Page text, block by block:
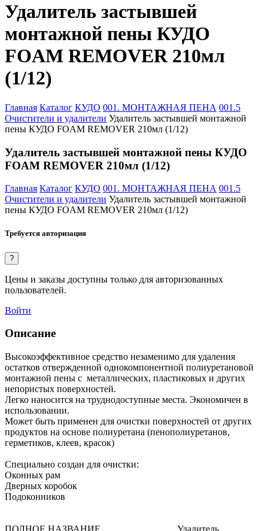
Удалитель застывшей
монтажной пены КУДО
FOAM REMOVER 210мл
(1/12)
Главная Каталог КУДО 001. МОНТАЖНАЯ ПЕНА 001.5
Очистители и удалители Удалитель застывшей монтажной
пены КУДО FOAM REMOVER 210мл (1/12)
Удалитель застывшей монтажной пены КУДО
FOAM REMOVER 210мл (1/12)
Главная Каталог КУДО 001. МОНТАЖНАЯ ПЕНА 001.5
Очистители и удалители Удалитель застывшей монтажной
пены КУДО FOAM REMOVER 210мл (1/12)
Требуется авторизация
?
Цены и заказы доступны только для авторизованных
пользователей.
Войти
Описание
Высокоэффективное средство незаменимо для удаления
остатков отвержденной однокомпонентной полиуретановой
монтажной пены с металлических, пластиковых и других
непористых поверхностей.
Легко наносится на труднодоступные места. Экономичен в
использовании.
Может быть применен для очистки поверхностей от других
продуктов на основе полиуретана (пенополиуретанов,
герметиков, клеев, красок)
Специально создан для очистки:
Оконных рам
Дверных коробок
Подоконников
ПОЛНОЕ НАЗВАНИЕ________________Удалитель